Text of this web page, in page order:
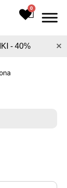
0 Cart
- 40% ×